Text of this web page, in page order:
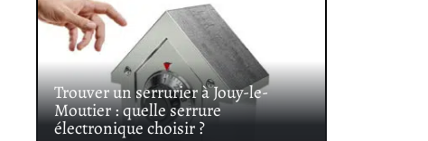
Trouver un serrurier à Jouy-le-
Moutier : quelle serrure
électronique choisir ?